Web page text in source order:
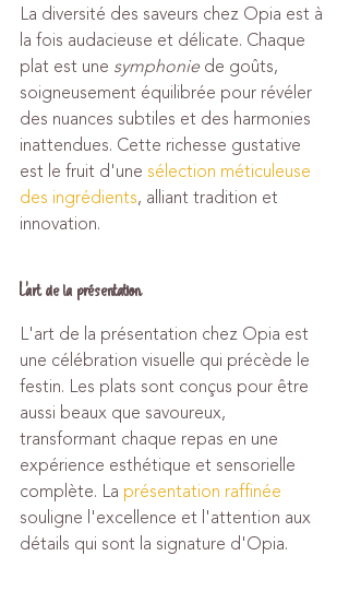
La diversité des saveurs chez Opia est à
la fois audacieuse et délicate. Chaque
plat est une symphonie de goûts,
soigneusement équilibrée pour révéler
des nuances subtiles et des harmonies
inattendues. Cette richesse gustative
est le fruit d'une sélection méticuleuse
des ingrédients, alliant tradition et
innovation.
L'art de la présentation
L'art de la présentation chez Opia est
une célébration visuelle qui précède le
festin. Les plats sont conçus pour être
aussi beaux que savoureux,
transformant chaque repas en une
expérience esthétique et sensorielle
complète. La présentation raffinée
souligne l'excellence et l'attention aux
détails qui sont la signature d'Opia.